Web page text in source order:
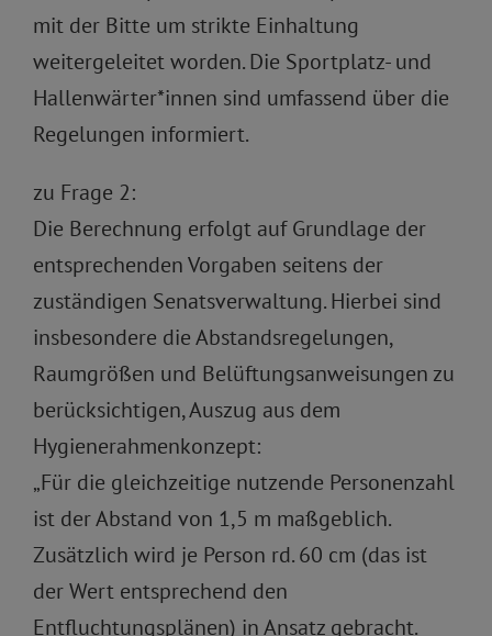
mit der Bitte um strikte Einhaltung
weitergeleitet worden. Die Sportplatz- und
Hallenwärter*innen sind umfassend über die
Regelungen informiert.
zu Frage 2:
Die Berechnung erfolgt auf Grundlage der
entsprechenden Vorgaben seitens der
zuständigen Senatsverwaltung. Hierbei sind
insbesondere die Abstandsregelungen,
Raumgrößen und Belüftungsanweisungen zu
berücksichtigen, Auszug aus dem
Hygienerahmenkonzept:
„Für die gleichzeitige nutzende Personenzahl
ist der Abstand von 1,5 m maßgeblich.
Zusätzlich wird je Person rd. 60 cm (das ist
der Wert entsprechend den
Entfluchtungsplänen) in Ansatz gebracht.